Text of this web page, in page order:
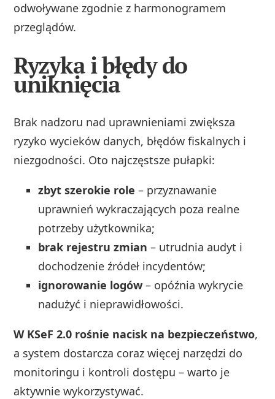
odwoływane zgodnie z harmonogramem
przeglądów.
Ryzyka i błędy do
uniknięcia
Brak nadzoru nad uprawnieniami zwiększa
ryzyko wycieków danych, błędów fiskalnych i
niezgodności. Oto najczęstsze pułapki:
zbyt szerokie role – przyznawanie
uprawnień wykraczających poza realne
potrzeby użytkownika;
brak rejestru zmian – utrudnia audyt i
dochodzenie źródeł incydentów;
ignorowanie logów – opóźnia wykrycie
nadużyć i nieprawidłowości.
W KSeF 2.0 rośnie nacisk na bezpieczeństwo,
a system dostarcza coraz więcej narzędzi do
monitoringu i kontroli dostępu – warto je
aktywnie wykorzystywać.